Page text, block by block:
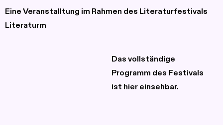
Eine Veranstalltung im Rahmen des Literaturfestivals
Literaturm
Das vollständige
Programm des Festivals
ist hier einsehbar.